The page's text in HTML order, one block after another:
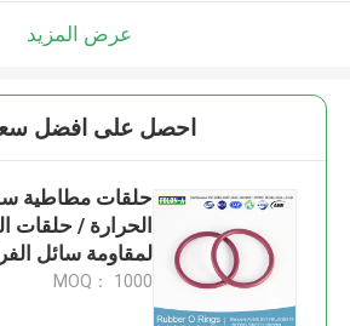
عرض المزيد
احصل على افضل
حلقات مطاطية
لمقاومة سائل
MOQ： 1000